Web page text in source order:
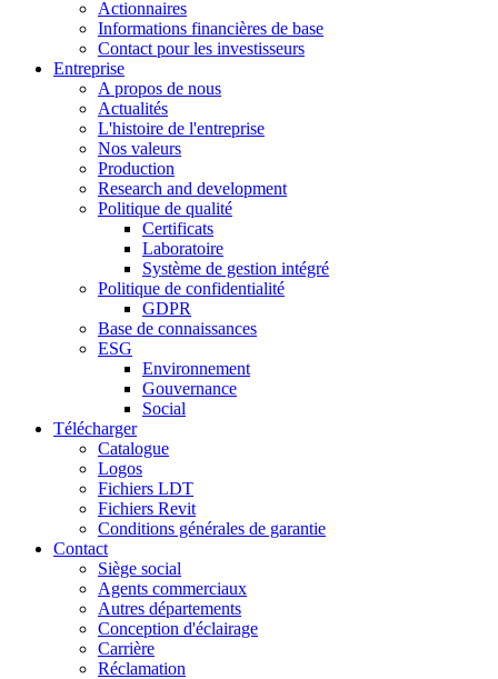
Actionnaires
Informations financières de base
Contact pour les investisseurs
Entreprise
A propos de nous
Actualités
L'histoire de l'entreprise
Nos valeurs
Production
Research and development
Politique de qualité
Certificats
Laboratoire
Système de gestion intégré
Politique de confidentialité
GDPR
Base de connaissances
ESG
Environnement
Gouvernance
Social
Télécharger
Catalogue
Logos
Fichiers LDT
Fichiers Revit
Conditions générales de garantie
Contact
Siège social
Agents commerciaux
Autres départements
Conception d'éclairage
Carrière
Réclamation